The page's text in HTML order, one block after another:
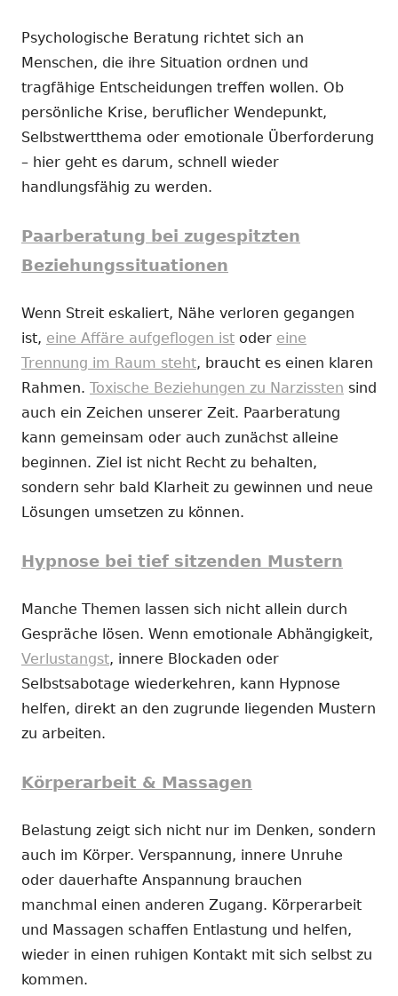
Psychologische Beratung richtet sich an
Menschen, die ihre Situation ordnen und
tragfähige Entscheidungen treffen wollen. Ob
persönliche Krise, beruflicher Wendepunkt,
Selbstwertthema oder emotionale Überforderung
– hier geht es darum, schnell wieder
handlungsfähig zu werden.
Paarberatung bei zugespitzten
Beziehungssituationen
Wenn Streit eskaliert, Nähe verloren gegangen
ist, eine Affäre aufgeflogen ist oder eine
Trennung im Raum steht, braucht es einen klaren
Rahmen. Toxische Beziehungen zu Narzissten sind
auch ein Zeichen unserer Zeit. Paarberatung
kann gemeinsam oder auch zunächst alleine
beginnen. Ziel ist nicht Recht zu behalten,
sondern sehr bald Klarheit zu gewinnen und neue
Lösungen umsetzen zu können.
Hypnose bei tief sitzenden Mustern
Manche Themen lassen sich nicht allein durch
Gespräche lösen. Wenn emotionale Abhängigkeit,
Verlustangst, innere Blockaden oder
Selbstsabotage wiederkehren, kann Hypnose
helfen, direkt an den zugrunde liegenden Mustern
zu arbeiten.
Körperarbeit & Massagen
Belastung zeigt sich nicht nur im Denken, sondern
auch im Körper. Verspannung, innere Unruhe
oder dauerhafte Anspannung brauchen
manchmal einen anderen Zugang. Körperarbeit
und Massagen schaffen Entlastung und helfen,
wieder in einen ruhigen Kontakt mit sich selbst zu
kommen.